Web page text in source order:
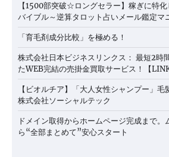
【1500部突破☆ロングセラー】稼ぎに特
バイブル～逆算タロット占いメール鑑定マ
「育毛剤成分比較」を極める！
株式会社日本ビジネスリンクス： 最短2時
たWEB完結の売掛金買取サービス！【LINK
【ビオルチア】「大人女性シャンプー」毛
株式会社ソーシャルテック
ドメイン取得からホームページ完成まで。
ら“全部まとめて”安心スタート